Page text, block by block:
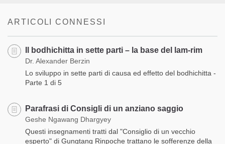
ARTICOLI CONNESSI
Il bodhichitta in sette parti – la base del lam-rim
Dr. Alexander Berzin
Lo sviluppo in sette parti di causa ed effetto del bodhichitta -
Parte 1 di 5
Parafrasi di Consigli di un anziano saggio
Geshe Ngawang Dhargyey
Questi insegnamenti tratti dal "Consiglio di un vecchio
esperto" di Gungtang Rinpoche trattano le sofferenze della